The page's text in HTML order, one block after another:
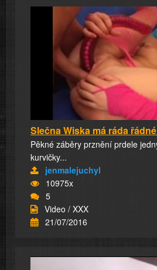
Slečna Wiska má ráda
Pěkné záběry prznění prdele
kurvičky...
jenmalejuchyl
10975x
5
Video / XXX
21/07/2016